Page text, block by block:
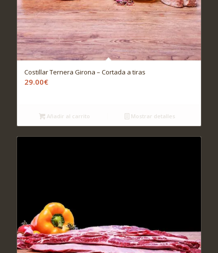
Costillar Ternera Girona – Cortada a tiras
29.00€
Añadir al carrito Mostrar detalles